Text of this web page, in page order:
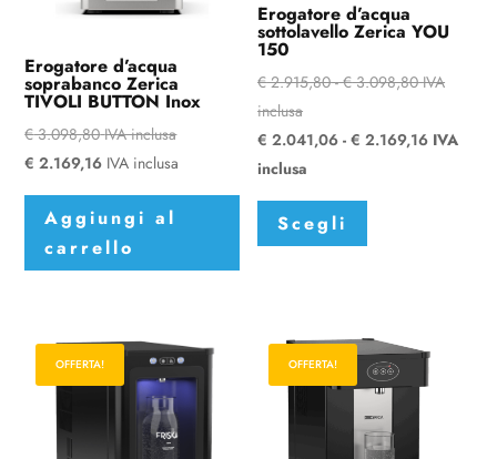
Erogatore d’acqua
soprabanco Zerica
TIVOLI BUTTON Inox
€3.098,80 IVA inclusa
€ 2.169,16 IVA inclusa
Aggiungi al
carrello
Erogatore d’acqua
sottolavello Zerica YOU
150
€2.915,80 - €3.098,80Fascia
prezzo:
IVA
inclusa
€ 2.041,06 - € 2.169,16Fascia
IVA
inclusa
Scegli
Questo
ha
Le
opzioni
possono
essere
OFFERTA! OFFERTA!